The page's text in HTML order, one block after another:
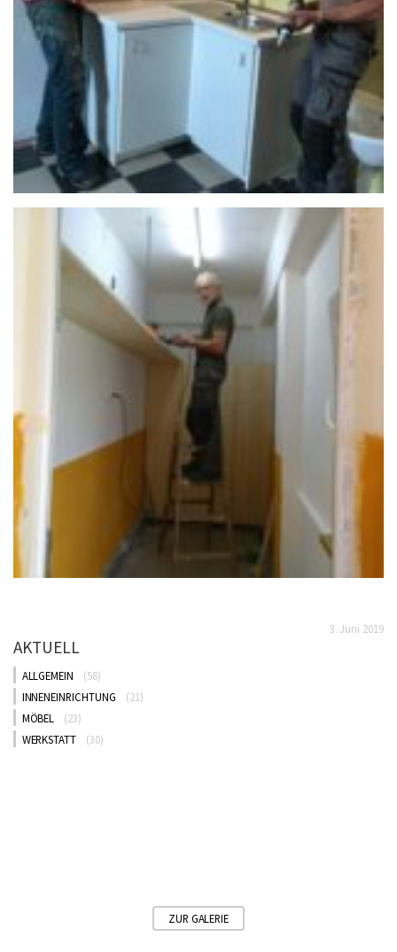
3. Juni 2019
AKTUELL
ALLGEMEIN
(58)
INNENEINRICHTUNG
(21)
MÖBEL
(23)
WERKSTATT
(30)
ZUR GALERIE